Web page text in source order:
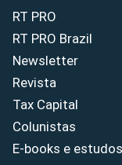
RT PRO
RT PRO Brazil
Newsletter
Revista
Tax Capital
Colunistas
E-books e estudos